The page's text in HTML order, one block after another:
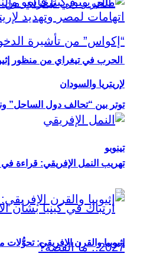
توتر بين “تحالف دول الساحل”
تينوبو
الحرب في تيغراي من منظور
لإريتريا والسودان
تهريب النمل الإفريقي: قراءة
إثيوبيا والقرن الإفريقي: